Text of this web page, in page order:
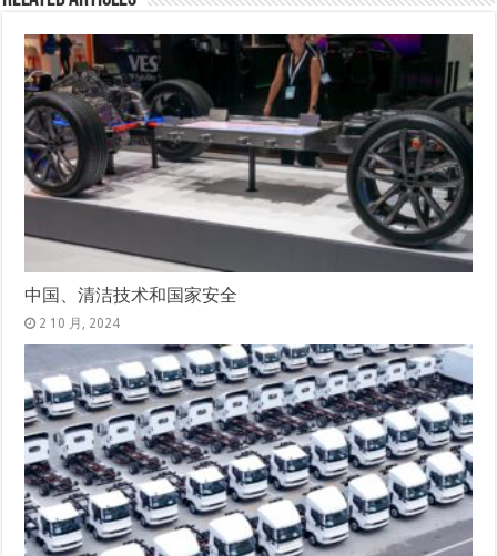
中国、清洁技术和国家安全
2 10 月, 2024